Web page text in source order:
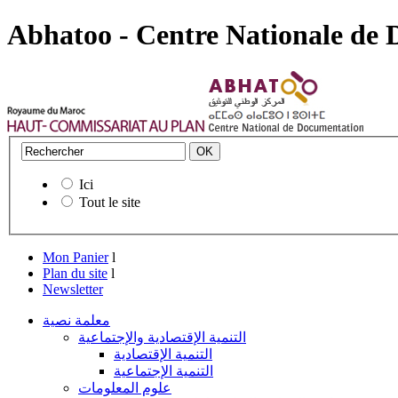
Abhatoo - Centre Nationale de
Ici
Tout le site
Mon Panier l
Plan du site l
Newsletter
معلمة نصية
التنمية الإقتصادية والإجتماعية
التنمية الإقتصادية
التنمية الإجتماعية
علوم المعلومات